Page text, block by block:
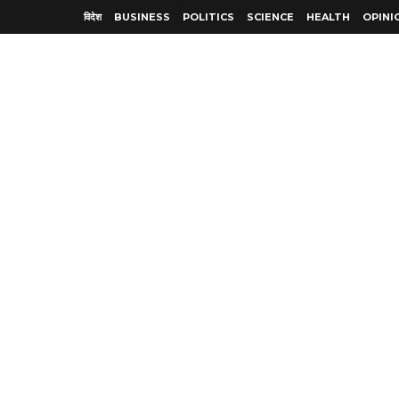
विदेश BUSINESS POLITICS SCIENCE HEALTH